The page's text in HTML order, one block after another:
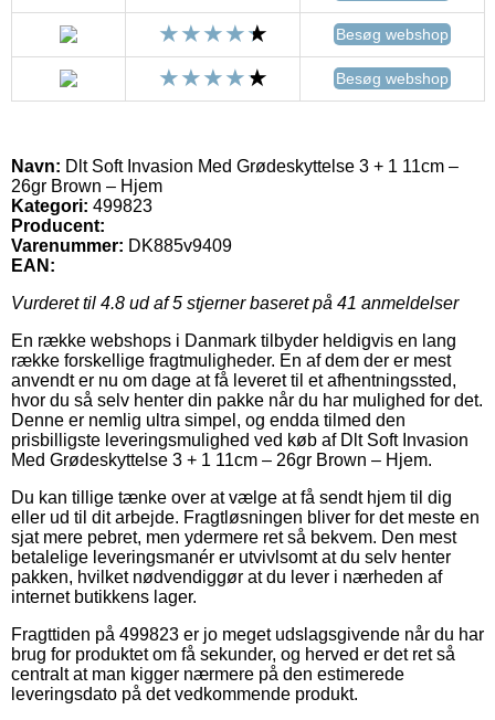
Besøg webshop
Besøg webshop
Navn: Dlt Soft Invasion Med Grødeskyttelse 3 + 1 11cm –
26gr Brown – Hjem
Kategori: 499823
Producent:
Varenummer: DK885v9409
EAN:
Vurderet til 4.8 ud af 5 stjerner baseret på 41 anmeldelser
En række webshops i Danmark tilbyder heldigvis en lang
række forskellige fragtmuligheder. En af dem der er mest
anvendt er nu om dage at få leveret til et afhentningssted,
hvor du så selv henter din pakke når du har mulighed for det.
Denne er nemlig ultra simpel, og endda tilmed den
prisbilligste leveringsmulighed ved køb af Dlt Soft Invasion
Med Grødeskyttelse 3 + 1 11cm – 26gr Brown – Hjem.
Du kan tillige tænke over at vælge at få sendt hjem til dig
eller ud til dit arbejde. Fragtløsningen bliver for det meste en
sjat mere pebret, men ydermere ret så bekvem. Den mest
betalelige leveringsmanér er utvivlsomt at du selv henter
pakken, hvilket nødvendiggør at du lever i nærheden af
internet butikkens lager.
Fragttiden på 499823 er jo meget udslagsgivende når du har
brug for produktet om få sekunder, og herved er det ret så
centralt at man kigger nærmere på den estimerede
leveringsdato på det vedkommende produkt.